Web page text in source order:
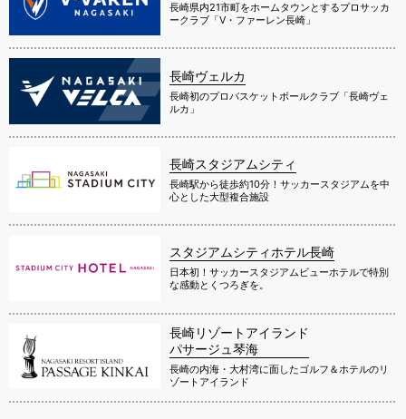
長崎県内21市町をホームタウンとするプロサッカ
ークラブ「V・ファーレン長崎」
長崎ヴェルカ
長崎初のプロバスケットボールクラブ「長崎ヴェ
ルカ」
長崎スタジアムシティ
長崎駅から徒歩約10分！サッカースタジアムを中
心とした大型複合施設
スタジアムシティホテル長崎
日本初！サッカースタジアムビューホテルで特別
な感動とくつろぎを。
長崎リゾートアイランド
パサージュ琴海
長崎の内海・大村湾に面したゴルフ＆ホテルのリ
ゾートアイランド